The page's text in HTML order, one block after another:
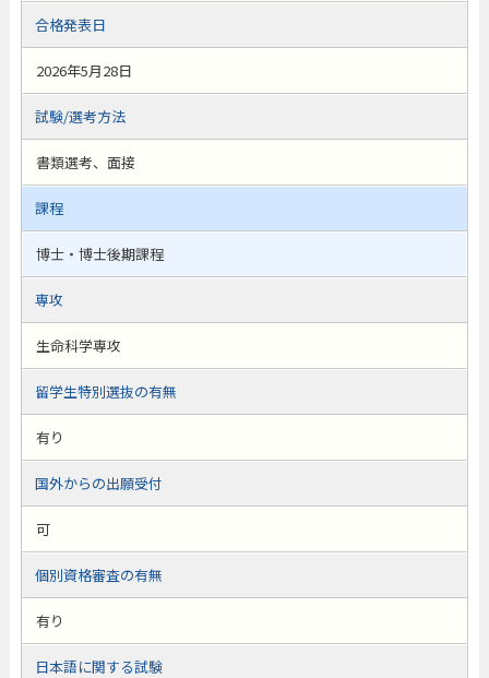
合格発表日
2026年5月28日
試験/選考方法
書類選考、面接
課程
博士・博士後期課程
専攻
生命科学専攻
留学生特別選抜の有無
有り
国外からの出願受付
可
個別資格審査の有無
有り
日本語に関する試験